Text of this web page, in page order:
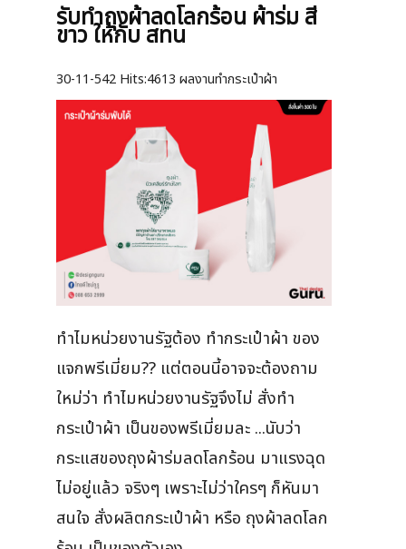
รับทำถุงผ้าลดโลกร้อน ผ้าร่ม สี
ขาว ให้กับ สทน
30-11-542 Hits:4613 ผลงานทำกระเป๋าผ้า
ทำไมหน่วยงานรัฐต้อง ทำกระเป๋าผ้า ของ
แจกพรีเมี่ยม?? แต่ตอนนี้อาจจะต้องถาม
ใหม่ว่า ทำไมหน่วยงานรัฐจึงไม่ สั่งทำ
กระเป๋าผ้า เป็นของพรีเมี่ยมละ ...นับว่า
กระแสของถุงผ้าร่มลดโลกร้อน มาแรงฉุด
ไม่อยู่แล้ว จริงๆ เพราะไม่ว่าใครๆ ก็หันมา
สนใจ สั่งผลิตกระเป๋าผ้า หรือ ถุงผ้าลดโลก